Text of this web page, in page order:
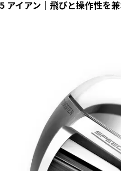
アイアン｜飛びと操作性を